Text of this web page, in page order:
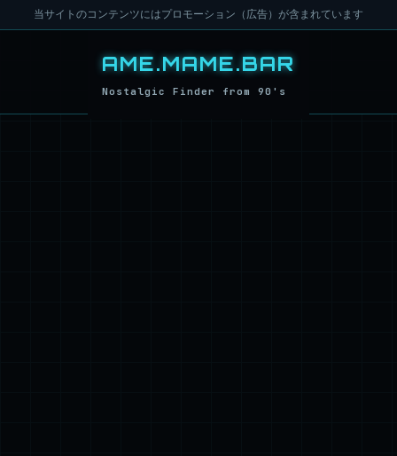
当サイトのコンテンツにはプロモーション（広告）が含まれています